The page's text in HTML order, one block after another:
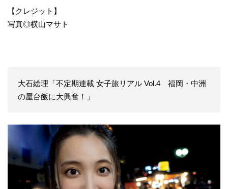
【クレジット】
写真◎横山マサト
大石絵理「不定期連載 女子旅リアル Vol.4 福岡・中洲
の屋台飯に大興奮！」